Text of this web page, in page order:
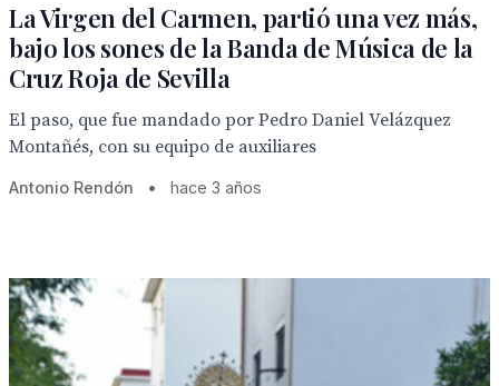
La Virgen del Carmen, partió una vez más,
bajo los sones de la Banda de Música de la
Cruz Roja de Sevilla
El paso, que fue mandado por Pedro Daniel Velázquez
Montañés, con su equipo de auxiliares
Antonio Rendón • hace 3 años